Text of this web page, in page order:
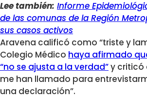
Lee también: Informe
de las comunas de la Región
sus casos activos
Aravena calificó como “triste y
Colegio Médico haya afirmado
“no se ajusta a la verdad”y criticó
me han llamado para
una declaración”.